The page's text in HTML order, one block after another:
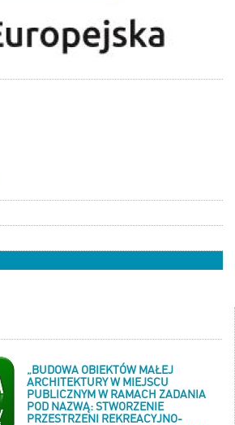
„BUDOWA OBIEKTÓW MAŁEJ
ARCHITEKTURY W MIEJSCU
PUBLICZNYM W RAMACH ZADANIA
POD NAZWĄ: STWORZENIE
PRZESTRZENI REKREACYJNO-